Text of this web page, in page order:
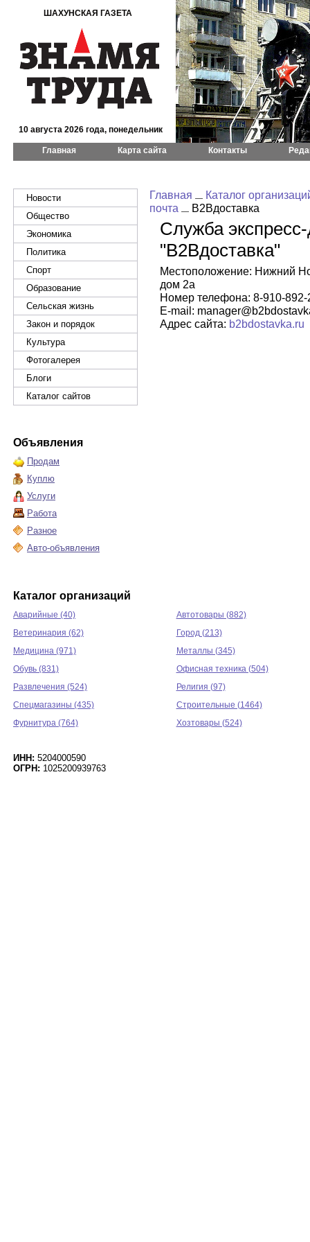
ШАХУНСКАЯ ГАЗЕТА
10 августа 2026 года, понедельник
Главная Карта сайта Контакты
Новости
Общество
Экономика
Политика
Спорт
Образование
Сельская жизнь
Закон и порядок
Культура
Фотогалерея
Блоги
Каталог сайтов
Объявления
Продам
Куплю
Услуги
Работа
Разное
Авто-объявления
Главная
Каталог
почта
В2Вдоставка
Служба
"В2Вдоставка"
Местоположение: Нижний
дом 2а
Номер телефона: 8-910-892-
E-mail:
Адрес сайта: b2bdostavka.ru
Каталог организаций
Аварийные (40)
Автотовары (882)
Ветеринария (62)
Город (213)
Медицина (971)
Металлы (345)
Обувь (831)
Офисная техника (504)
Развлечения (524)
Религия (97)
Спецмагазины (435)
Строительные (1464)
Фурнитура (764)
Хозтовары (524)
ИНН: 5204000590
ОГРН: 1025200939763